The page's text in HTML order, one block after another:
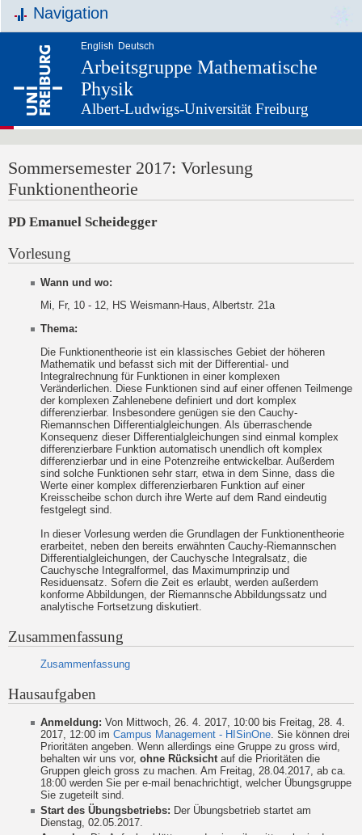
Navigation
English Deutsch
Arbeitsgruppe Mathematische
Physik
Albert-Ludwigs-Universität Freiburg
Sommersemester 2017: Vorlesung
Funktionentheorie
PD Emanuel Scheidegger
Vorlesung
Wann und wo:
Mi, Fr, 10 - 12, HS Weismann-Haus, Albertstr. 21a
Thema:
Die Funktionentheorie ist ein klassisches Gebiet der höheren
Mathematik und befasst sich mit der Differential- und
Integralrechnung für Funktionen in einer komplexen
Veränderlichen. Diese Funktionen sind auf einer offenen Teilmenge
der komplexen Zahlenebene definiert und dort komplex
differenzierbar. Insbesondere genügen sie den Cauchy-
Riemannschen Differentialgleichungen. Als überraschende
Konsequenz dieser Differentialgleichungen sind einmal komplex
differenzierbare Funktion automatisch unendlich oft komplex
differenzierbar und in eine Potenzreihe entwickelbar. Außerdem
sind solche Funktionen sehr starr, etwa in dem Sinne, dass die
Werte einer komplex differenzierbaren Funktion auf einer
Kreisscheibe schon durch ihre Werte auf dem Rand eindeutig
festgelegt sind.
In dieser Vorlesung werden die Grundlagen der Funktionentheorie
erarbeitet, neben den bereits erwähnten Cauchy-Riemannschen
Differentialgleichungen, der Cauchysche Integralsatz, die
Cauchysche Integralformel, das Maximumprinzip und
Residuensatz. Sofern die Zeit es erlaubt, werden außerdem
konforme Abbildungen, der Riemannsche Abbildungssatz und
analytische Fortsetzung diskutiert.
Zusammenfassung
Zusammenfassung
Hausaufgaben
Anmeldung: Von Mittwoch, 26. 4. 2017, 10:00 bis Freitag, 28. 4.
2017, 12:00 im Campus Management - HISinOne . Sie können drei
Prioritäten angeben. Wenn allerdings eine Gruppe zu gross wird,
behalten wir uns vor, ohne Rücksicht auf die Prioritäten die
Gruppen gleich gross zu machen. Am Freitag, 28.04.2017, ab ca.
18:00 werden Sie per e-mail benachrichtigt, welcher Übungsgruppe
Sie zugeteilt sind.
Start des Übungsbetriebs: Der Übungsbetrieb startet am
Dienstag, 02.05.2017.